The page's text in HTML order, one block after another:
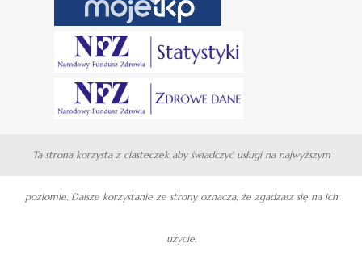
Ta strona korzysta z ciasteczek aby świadczyć usługi na najwyższym
poziomie. Dalsze korzystanie ze strony oznacza, że zgadzasz się na ich
użycie.